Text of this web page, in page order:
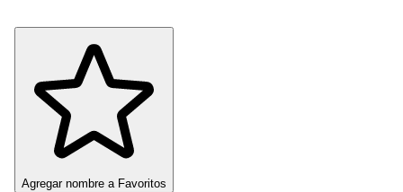
Agregar nombre a Favoritos